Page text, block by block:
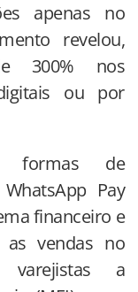
apenas no
revelou,
300% nos
ou por
formas de
Pay
financeiro e
vendas no
a